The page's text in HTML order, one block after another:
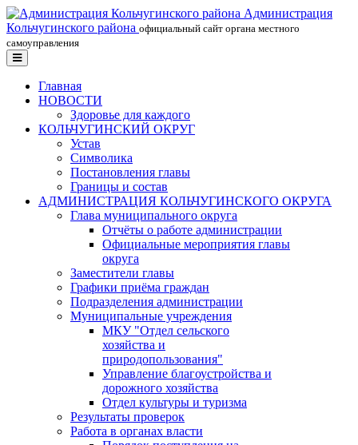
Администрация
Кольчугинского района официальный сайт органа местного
самоуправления
Главная
НОВОСТИ
Здоровье для каждого
КОЛЬЧУГИНСКИЙ ОКРУГ
Устав
Символика
Постановления главы
Границы и состав
АДМИНИСТРАЦИЯ КОЛЬЧУГИНСКОГО ОКРУГА
Глава муниципального округа
Отчёты о работе администрации
Официальные мероприятия главы
округа
Заместители главы
Графики приёма граждан
Подразделения администрации
Муниципальные учреждения
МКУ "Отдел сельского
хозяйства и
природопользования"
Управление благоустройства и
дорожного хозяйства
Отдел культуры и туризма
Результаты проверок
Работа в органах власти